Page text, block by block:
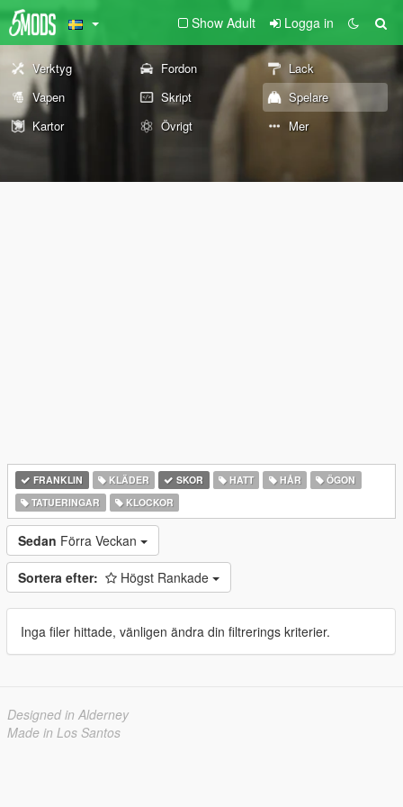
Show Adult Logga in
Verktyg Fordon
Lack
Vapen
Skript
Spelare
Kartor
Övrigt Mer
FRANKLIN KLÄDER SKOR HATT HÅR
ÖGON
TATUERINGAR
KLOCKOR
Sedan Förra Veckan
Sortera efter: Högst Rankade
Inga filer hittade, vänligen ändra din filtrerings kriterier.
Designed in Alderney
Made in Los Santos